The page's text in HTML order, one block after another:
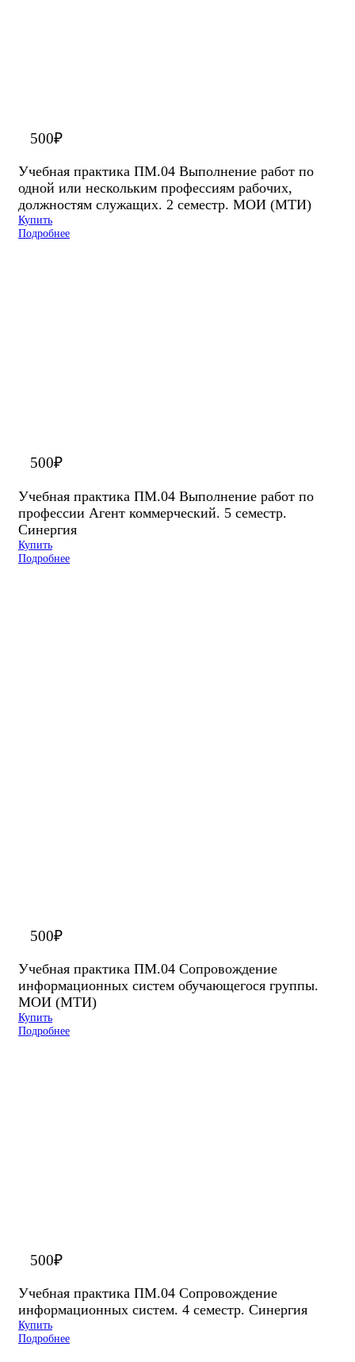
500₽
Учебная практика ПМ.04 Выполнение работ по
одной или нескольким профессиям рабочих,
должностям служащих. 2 семестр. МОИ (МТИ)
Купить
Подробнее
500₽
Учебная практика ПМ.04 Выполнение работ по
профессии Агент коммерческий. 5 семестр.
Синергия
Купить
Подробнее
500₽
Учебная практика ПМ.04 Сопровождение
информационных систем обучающегося группы.
МОИ (МТИ)
Купить
Подробнее
500₽
Учебная практика ПМ.04 Сопровождение
информационных систем. 4 семестр. Синергия
Купить
Подробнее